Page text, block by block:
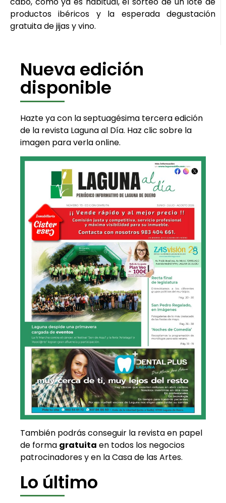
productos ibéricos y la esperada degustación
gratuita de jijas y vino.
Nueva edición
disponible
Hazte ya con la septuagésima tercera edición
de la revista Laguna al Día. Haz clic sobre la
imagen para verla online.
También podrás conseguir la revista en papel
de forma gratuita en todos los negocios
patrocinadores y en la Casa de las Artes.
Lo último